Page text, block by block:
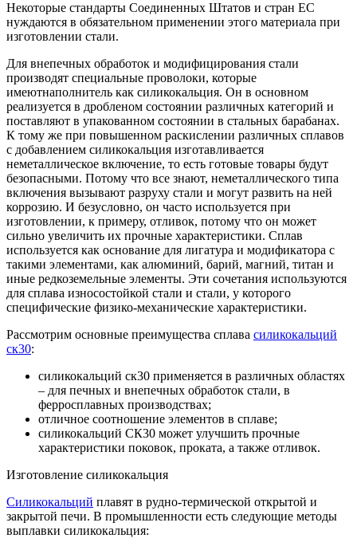
Некоторые стандарты Соединенных Штатов и стран ЕС
нуждаются в обязательном применении этого материала при
изготовлении стали.
Для внепечных обработок и модифицирования стали
производят специальные проволоки, которые
имеютнаполнитель как силикокальция. Он в основном
реализуется в дробленом состоянии различных категорий и
поставляют в упакованном состоянии в стальных барабанах.
К тому же при повышенном раскислении различных сплавов
с добавлением силикокальция изготавливается
неметаллическое включение, то есть готовые товары будут
безопасными. Потому что все знают, неметаллического типа
включения вызывают разруху стали и могут развить на ней
коррозию. И безусловно, он часто используется при
изготовлении, к примеру, отливок, потому что он может
сильно увеличить их прочные характеристики. Сплав
используется как основание для лигатура и модификатора с
такими элементами, как алюминий, барий, магний, титан и
иные редкоземельные элементы. Эти сочетания используются
для сплава износостойкой стали и стали, у которого
специфические физико-механические характеристики.
Рассмотрим основные преимущества сплава силикокальций
ск30:
силикокальций ск30 применяется в различных областях
– для печных и внепечных обработок стали, в
ферросплавных производствах;
отличное соотношение элементов в сплаве;
силикокальций СК30 может улучшить прочные
характеристики поковок, проката, а также отливок.
Изготовление силикокальция
Силикокальций плавят в рудно-термической открытой и
закрытой печи. В промышленности есть следующие методы
выплавки силикокальция: